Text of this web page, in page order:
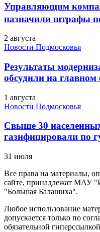
Управляющим
назначили штрафы
2 августа
Новости Подмосковья
Результаты
обсудили на
1 августа
Новости Подмосковья
Свыше 30
газифицировали по
31 июля
Все права на материалы,
сайте, принадлежат МАУ
"Большая Балашиха".
Любое использование
допускается только по
обязательной